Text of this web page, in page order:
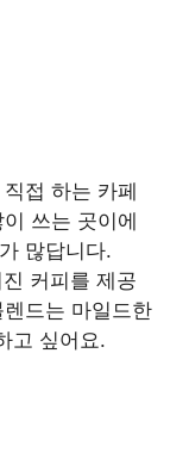
접 하는 카페
쓰는 곳이에
많답니다.
커피를 제공
드는 마일드한
고 싶어요.